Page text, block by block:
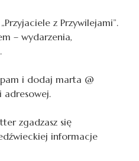
z Przywilejami”.
– wydarzenia,
i dodaj marta @
adresowej.
zgadzasz się
informacje